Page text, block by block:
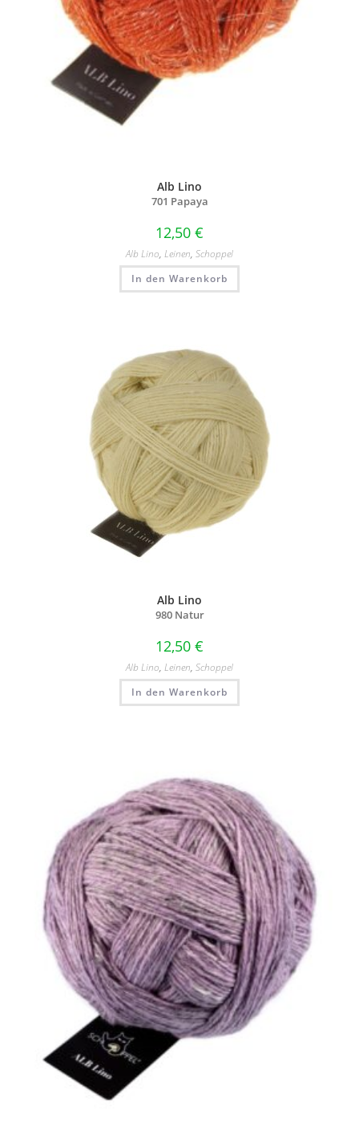
Alb Lino
701 Papaya
12,50 €
Alb Lino, Leinen, Schoppel
In den Warenkorb
Alb Lino
980 Natur
12,50 €
Alb Lino, Leinen, Schoppel
In den Warenkorb